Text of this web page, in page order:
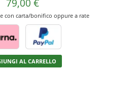
79,00 €
con carta/bonifico oppure a rate
AL CARRELLO